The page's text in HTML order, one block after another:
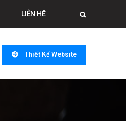
LIÊN HỆ
Thiết Kế Website